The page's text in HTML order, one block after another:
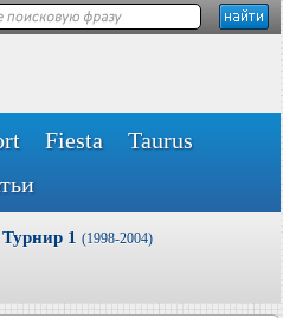
Fiesta
Taurus
1 (1998-2004)